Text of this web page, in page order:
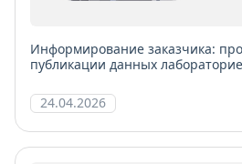
Информирование заказчика:
публикации данных
24.04.2026